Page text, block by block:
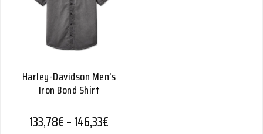
Harley-Davidson Men’s
Iron Bond Shirt
133,78€–146,33€